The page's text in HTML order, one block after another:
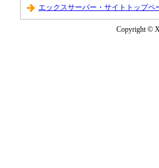
エックスサーバー・サイトトップペ
Copyright ©